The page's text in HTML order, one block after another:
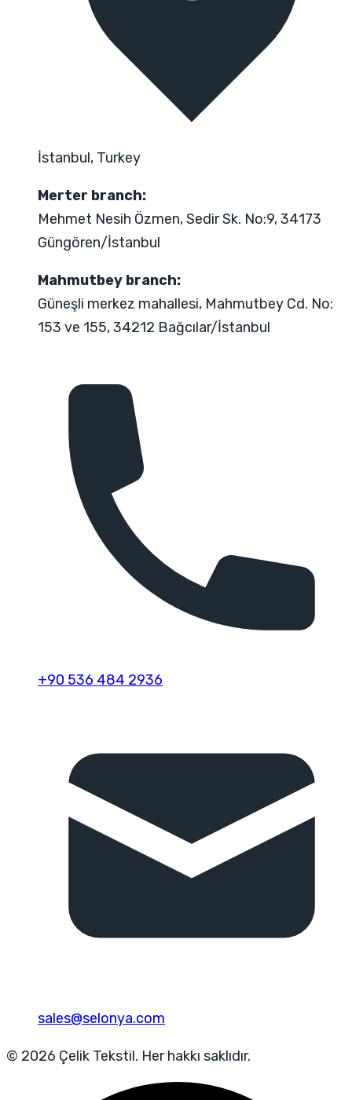
İstanbul, Turkey
Merter branch:
Mehmet Nesih Özmen, Sedir Sk. No:9, 34173
Güngören/İstanbul
Mahmutbey branch:
Güneşli merkez mahallesi, Mahmutbey Cd. No:
153 ve 155, 34212 Bağcılar/İstanbul
+90 536 484 2936
sales@selonya.com
© 2026 Çelik Tekstil. Her hakkı saklıdır.